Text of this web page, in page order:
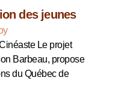
des jeunes
Le projet
Barbeau, propose
du Québec de